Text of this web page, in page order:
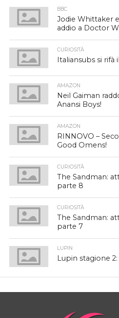
BBC
Jodie Whittaker
addio a Doctor
CURIOSITÀ
Italiansubs si rifà
AMAZON
Neil Gaiman
Anansi Boys!
AMAZON
RINNOVO –
Good Omens!
CURIOSITÀ
The Sandman:
parte 8
CURIOSITÀ
The Sandman:
parte 7
LUPIN
Lupin stagione